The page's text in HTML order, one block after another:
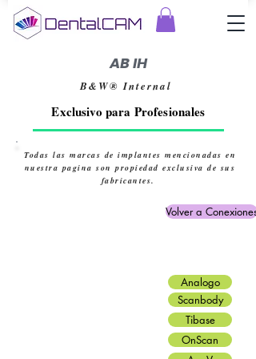
AB IH
B&W® Internal
Exclusivo para Profesionales
Todas las marcas de implantes mencionadas en
nuestra pagina son propiedad exclusiva de sus
fabricantes.
Volver a Conexiones
Analogo
Scanbody
Tibase
OnScan